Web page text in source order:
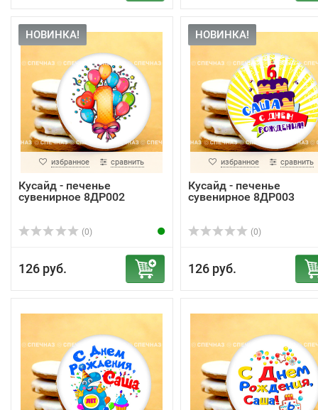
НОВИНКА!
избранное сравнить
Кусайд - печенье
сувенирное 8ДР002
(0)
126 руб.
НОВИНКА!
избранное сравнить
Кусайд - печенье
сувенирное 8ДР003
(0)
126 руб.